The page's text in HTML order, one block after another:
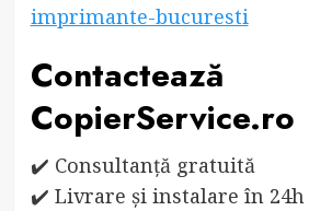
imprimante-bucuresti
Contactează
CopierService.ro
✔️ Consultanță gratuită
✔️ Livrare și instalare în